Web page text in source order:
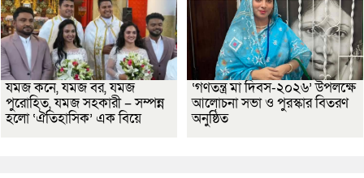
যমজ কনে, যমজ বর, যমজ
পুরোহিত, যমজ সহকারী – সম্পন্ন
হলো ‘ঐতিহাসিক’ এক বিয়ে
‘গণতন্ত্র মা দিবস-২০২৬’ উপলক্ষে
আলোচনা সভা ও পুরস্কার বিতরণ
অনুষ্ঠিত